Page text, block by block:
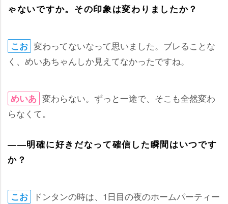
ゃないですか。その印象は変わりましたか？
こお 変わってないなって思いました。ブレることな
く、めいあちゃんしか見えてなかったですね。
めいあ 変わらない。ずっと一途で、そこも全然変わ
らなくて。
――明確に好きだなって確信した瞬間はいつです
か？
こお
ドンタンの時は、1日目の夜のホームパーティー